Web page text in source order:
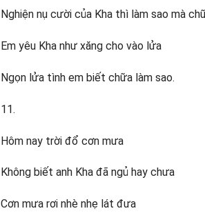
Nghiện nụ cười của Kha thì làm sao mà
Em yêu Kha như xăng cho vào lửa
Ngọn lửa tình em biết chữa làm sao.
11.
Hôm nay trời đổ cơn mưa
Không biết anh Kha đã ngủ hay chưa
Cơn mưa rơi nhè nhẹ lát đưa